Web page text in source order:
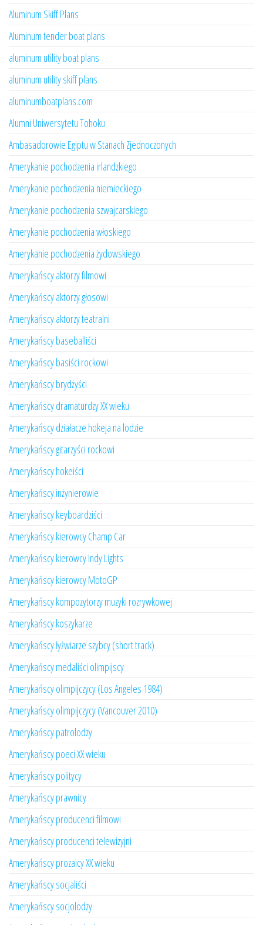
Aluminum Skiff Plans
Aluminum tender boat plans
aluminum utility boat plans
aluminum utility skiff plans
aluminumboatplans.com
Alumni Uniwersytetu Tohoku
Ambasadorowie Egiptu w Stanach Zjednoczonych
Amerykanie pochodzenia irlandzkiego
Amerykanie pochodzenia niemieckiego
Amerykanie pochodzenia szwajcarskiego
Amerykanie pochodzenia włoskiego
Amerykanie pochodzenia żydowskiego
Amerykańscy aktorzy filmowi
Amerykańscy aktorzy głosowi
Amerykańscy aktorzy teatralni
Amerykańscy baseballiści
Amerykańscy basiści rockowi
Amerykańscy brydżyści
Amerykańscy dramaturdzy XX wieku
Amerykańscy działacze hokeja na lodzie
Amerykańscy gitarzyści rockowi
Amerykańscy hokeiści
Amerykańscy inżynierowie
Amerykańscy keyboardziści
Amerykańscy kierowcy Champ Car
Amerykańscy kierowcy Indy Lights
Amerykańscy kierowcy MotoGP
Amerykańscy kompozytorzy muzyki rozrywkowej
Amerykańscy koszykarze
Amerykańscy łyżwiarze szybcy (short track)
Amerykańscy medaliści olimpijscy
Amerykańscy olimpijczycy (Los Angeles 1984)
Amerykańscy olimpijczycy (Vancouver 2010)
Amerykańscy patrolodzy
Amerykańscy poeci XX wieku
Amerykańscy politycy
Amerykańscy prawnicy
Amerykańscy producenci filmowi
Amerykańscy producenci telewizyjni
Amerykańscy prozaicy XX wieku
Amerykańscy socjaliści
Amerykańscy socjolodzy